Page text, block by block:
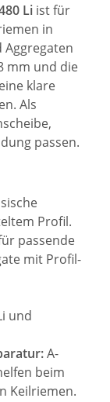
Li ist für
in
Aggregaten
mm und die
klare
Als
passen.
Profil.
passende
mit Profil-
und
A-
beim
Keilriemen.